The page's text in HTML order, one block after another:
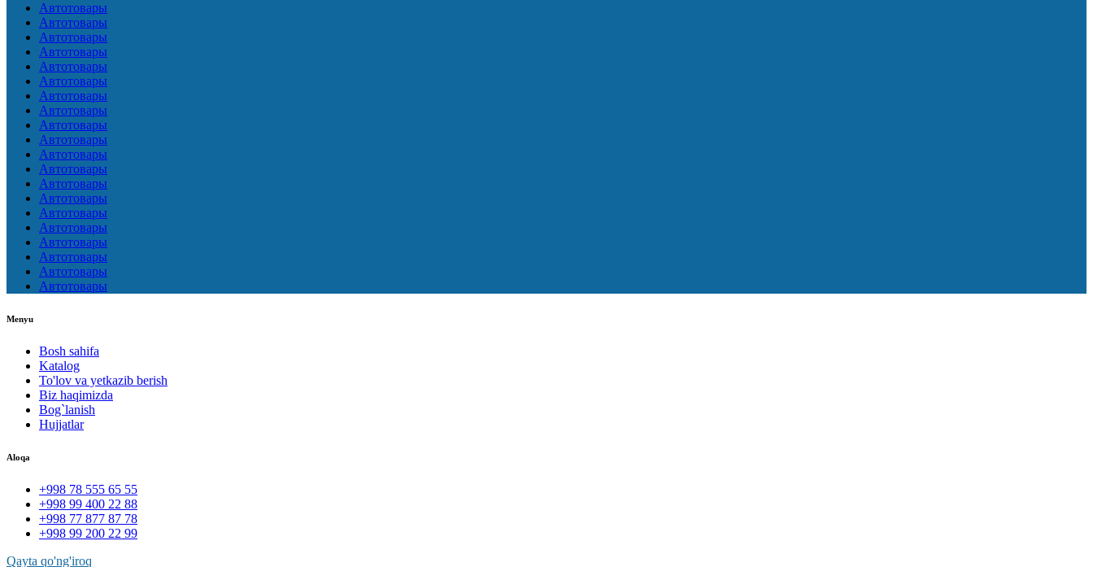
Автотовары
Автотовары
Автотовары
Автотовары
Автотовары
Автотовары
Автотовары
Автотовары
Автотовары
Автотовары
Автотовары
Автотовары
Автотовары
Автотовары
Автотовары
Автотовары
Автотовары
Автотовары
Автотовары
Автотовары
Menyu
Bosh sahifa
Katalog
To'lov va yetkazib berish
Biz haqimizda
Bog`lanish
Hujjatlar
Aloqa
+998 78 555 65 55
+998 99 400 22 88
+998 77 877 87 78
+998 99 200 22 99
Qayta qo'ng'iroq